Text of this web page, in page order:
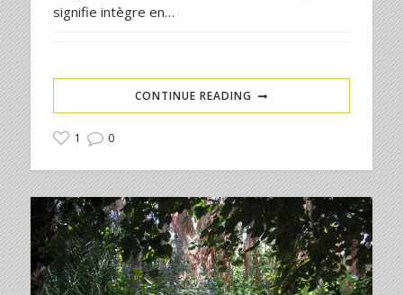
signifie intègre en…
CONTINUE READING
1 0